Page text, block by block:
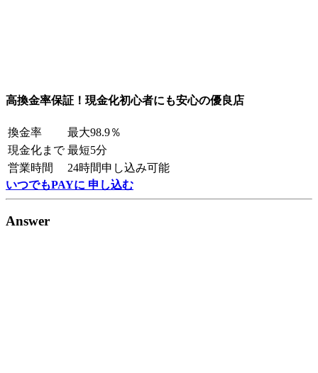
高換金率保証！現金化初心者にも安心の優良店
換金率
最大98.9％
現金化まで 最短5分
営業時間
24時間申し込み可能
いつでもPAYに 申し込む
Answer